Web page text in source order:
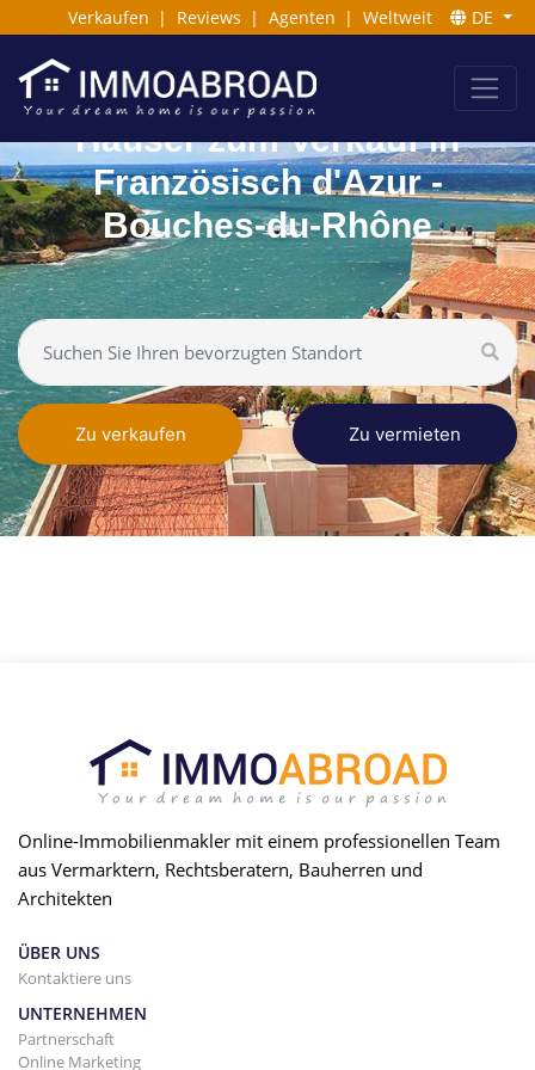
Verkaufen | Reviews | Agenten | Weltweit DE
Häuser zum Verkauf in
Französisch d'Azur -
Bouches-du-Rhône
Zu verkaufen Zu vermieten
Online-Immobilienmakler mit einem professionellen Team
aus Vermarktern, Rechtsberatern, Bauherren und
Architekten
ÜBER UNS
Kontaktiere uns
UNTERNEHMEN
Partnerschaft
Online Marketing